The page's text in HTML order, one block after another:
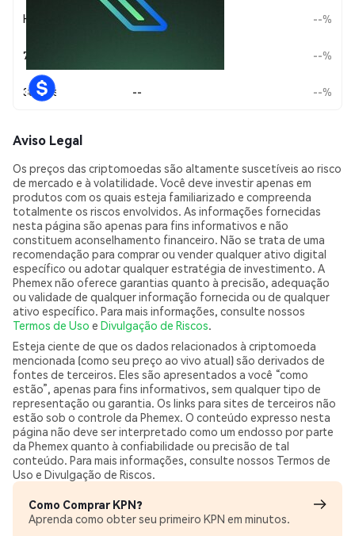
Hoje -- --%
7 Dias --%
30 Dias -- --%
Aviso Legal
Os preços das criptomoedas são altamente suscetíveis ao risco
de mercado e à volatilidade. Você deve investir apenas em
produtos com os quais esteja familiarizado e compreenda
totalmente os riscos envolvidos. As informações fornecidas
nesta página são apenas para fins informativos e não
constituem aconselhamento financeiro. Não se trata de uma
recomendação para comprar ou vender qualquer ativo digital
específico ou adotar qualquer estratégia de investimento. A
Phemex não oferece garantias quanto à precisão, adequação
ou validade de qualquer informação fornecida ou de qualquer
ativo específico. Para mais informações, consulte nossos
Termos de Uso e Divulgação de Riscos.
Esteja ciente de que os dados relacionados à criptomoeda
mencionada (como seu preço ao vivo atual) são derivados de
fontes de terceiros. Eles são apresentados a você “como
estão”, apenas para fins informativos, sem qualquer tipo de
representação ou garantia. Os links para sites de terceiros não
estão sob o controle da Phemex. O conteúdo expresso nesta
página não deve ser interpretado como um endosso por parte
da Phemex quanto à confiabilidade ou precisão de tal
conteúdo. Para mais informações, consulte nossos Termos de
Uso e Divulgação de Riscos.
Como Comprar KPN?
Aprenda como obter seu primeiro KPN em minutos.